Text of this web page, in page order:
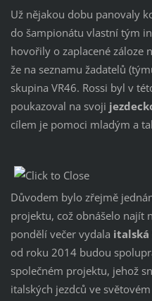
Už nějakou dobu panovaly
do šampionátu vlastní tým
hovořily o zaplacené záloze
že na seznamu žadatelů
skupina VR46. Rossi byl v
poukazoval na svoji
cílem je pomoci mladým a
Důvodem bylo zřejmě
projektu, což obnášelo najít
pondělí večer vydala italská
od roku 2014 budou
společném projektu, jehož
italských jezdců ve